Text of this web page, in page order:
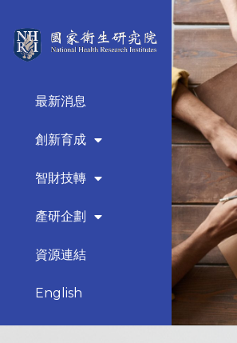
最新消息
創新育成
智財技轉
產研企劃
資源連結
English